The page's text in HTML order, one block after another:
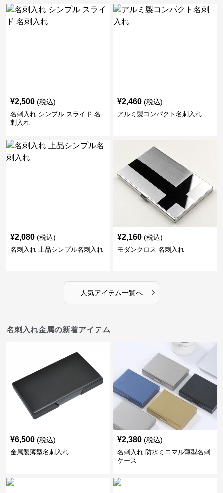
¥2,500 (税込)
名刺入れ シンプル スライド 名
刺入れ
¥2,460 (税込)
アルミ製コンパクト名刺入れ
¥2,080 (税込)
名刺入れ 上品シンプル名刺入れ
¥2,160 (税込)
モダンクロス 名刺入れ
人気アイテム一覧へ ›
名刺入れ金属の新着アイテム
¥6,500 (税込)
金属製薄型名刺入れ
¥2,380 (税込)
名刺入れ 防水ミニマル薄型名刺
ケース